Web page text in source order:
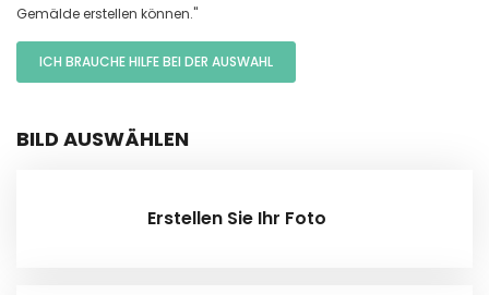
Gemälde erstellen können."
ICH BRAUCHE HILFE BEI DER AUSWAHL
BILD AUSWÄHLEN
Erstellen Sie Ihr Foto